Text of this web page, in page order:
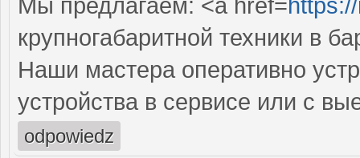
Мы предлагаем: <a href=
крупногабаритной техники в
Наши мастера оперативно
устройства в сервисе или с
odpowiedz